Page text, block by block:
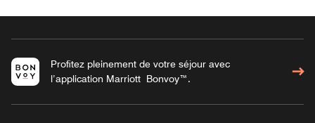
Profitez pleinement de votre séjour avec
l’application Marriott Bonvoy™.